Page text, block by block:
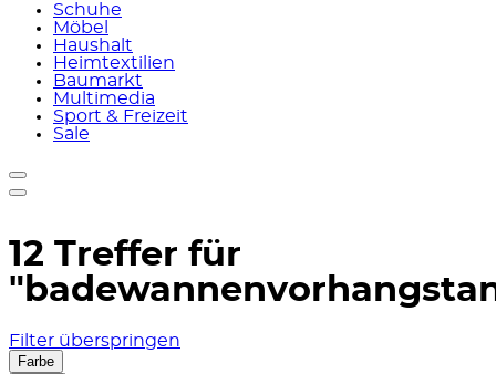
Schuhe
Möbel
Haushalt
Heimtextilien
Baumarkt
Multimedia
Sport & Freizeit
Sale
12 Treffer für
Filter überspringen
Farbe